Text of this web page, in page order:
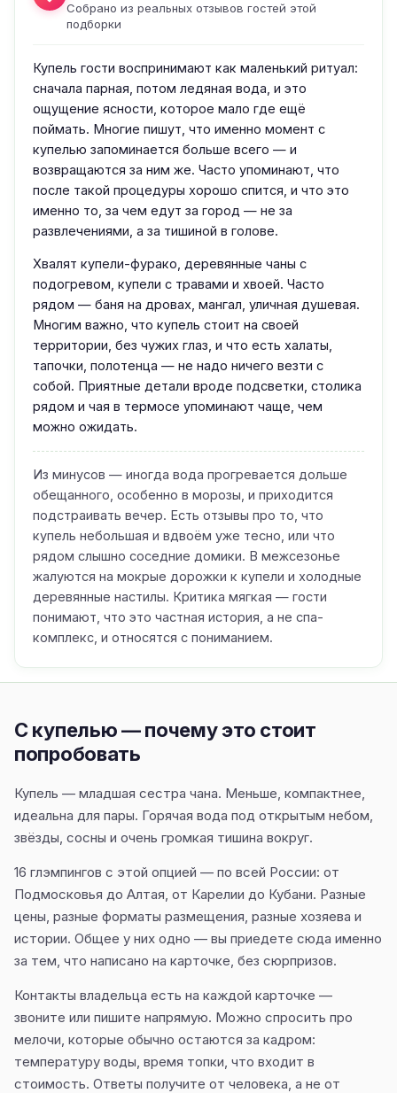
Собрано из реальных отзывов гостей этой
подборки
Купель гости воспринимают как маленький ритуал:
сначала парная, потом ледяная вода, и это
ощущение ясности, которое мало где ещё
поймать. Многие пишут, что именно момент с
купелью запоминается больше всего — и
возвращаются за ним же. Часто упоминают, что
после такой процедуры хорошо спится, и что это
именно то, за чем едут за город — не за
развлечениями, а за тишиной в голове.
Хвалят купели-фурако, деревянные чаны с
подогревом, купели с травами и хвоей. Часто
рядом — баня на дровах, мангал, уличная душевая.
Многим важно, что купель стоит на своей
территории, без чужих глаз, и что есть халаты,
тапочки, полотенца — не надо ничего везти с
собой. Приятные детали вроде подсветки, столика
рядом и чая в термосе упоминают чаще, чем
можно ожидать.
Из минусов — иногда вода прогревается дольше
обещанного, особенно в морозы, и приходится
подстраивать вечер. Есть отзывы про то, что
купель небольшая и вдвоём уже тесно, или что
рядом слышно соседние домики. В межсезонье
жалуются на мокрые дорожки к купели и холодные
деревянные настилы. Критика мягкая — гости
понимают, что это частная история, а не спа-
комплекс, и относятся с пониманием.
С купелью — почему это стоит
попробовать
Купель — младшая сестра чана. Меньше, компактнее,
идеальна для пары. Горячая вода под открытым небом,
звёзды, сосны и очень громкая тишина вокруг.
16 глэмпингов с этой опцией — по всей России: от
Подмосковья до Алтая, от Карелии до Кубани. Разные
цены, разные форматы размещения, разные хозяева и
истории. Общее у них одно — вы приедете сюда именно
за тем, что написано на карточке, без сюрпризов.
Контакты владельца есть на каждой карточке —
звоните или пишите напрямую. Можно спросить про
мелочи, которые обычно остаются за кадром:
температуру воды, время топки, что входит в
стоимость. Ответы получите от человека, а не от